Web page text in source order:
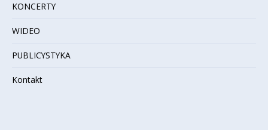
KONCERTY
WIDEO
PUBLICYSTYKA
Kontakt